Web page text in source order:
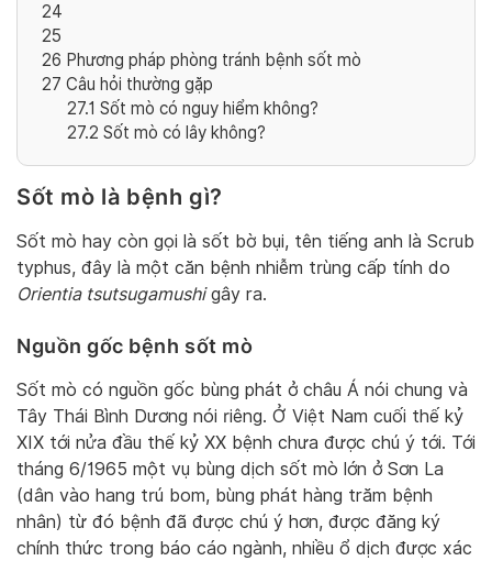
24
25
26 Phương pháp phòng tránh bệnh sốt mò
27 Câu hỏi thường gặp
27.1 Sốt mò có nguy hiểm không?
27.2 Sốt mò có lây không?
Sốt mò là bệnh gì?
Sốt mò hay còn gọi là sốt bờ bụi, tên tiếng anh là Scrub
typhus, đây là một căn bệnh nhiễm trùng cấp tính do
Orientia tsutsugamushigây ra.
Nguồn gốc bệnh sốt mò
Sốt mò có nguồn gốc bùng phát ở châu Á nói chung và
Tây Thái Bình Dương nói riêng. Ở Việt Nam cuối thế kỷ
XIX tới nửa đầu thế kỷ XX bệnh chưa được chú ý tới. Tới
tháng 6/1965 một vụ bùng dịch sốt mò lớn ở Sơn La
(dân vào hang trú bom, bùng phát hàng trăm bệnh
nhân) từ đó bệnh đã được chú ý hơn, được đăng ký
chính thức trong báo cáo ngành, nhiều ổ dịch được xác